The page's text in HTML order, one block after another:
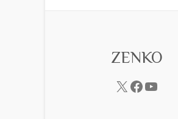
ZENKO